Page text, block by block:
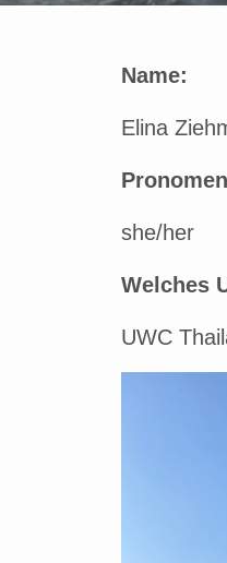
Name:
Elina
Pronomen
she/her
Welches
UWC